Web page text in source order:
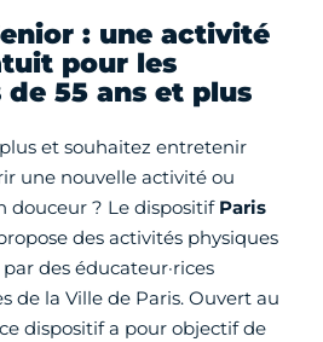
: une activité
pour les
de 55 ans et plus
plus et souhaitez entretenir
une nouvelle activité ou
douceur ? Le dispositif Paris
des activités physiques
des éducateur·rices
de la Ville de Paris. Ouvert au
dispositif a pour objectif de